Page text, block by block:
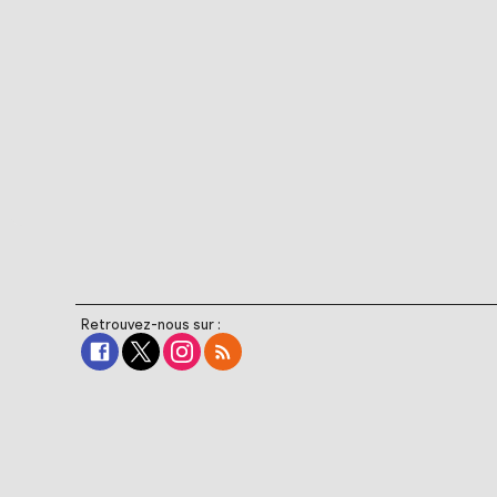
Retrouvez-nous sur :